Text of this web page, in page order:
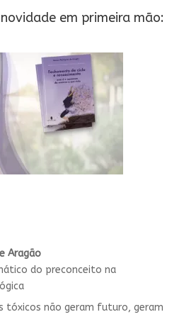
novidade em primeira mão:
Aragão
do preconceito na
tóxicos não geram futuro, geram